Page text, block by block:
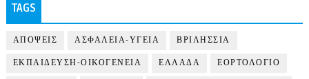
TAGS
ΑΠΟΨΕΙΣ ΑΣΦΑΛΕΙΑ-ΥΓΕΙΑ ΒΡΙΛΗΣΣΙΑ
ΕΚΠΑΙΔΕΥΣΗ-ΟΙΚΟΓΕΝΕΙΑ ΕΛΛΑΔΑ ΕΟΡΤΟΛΟΓΙΟ